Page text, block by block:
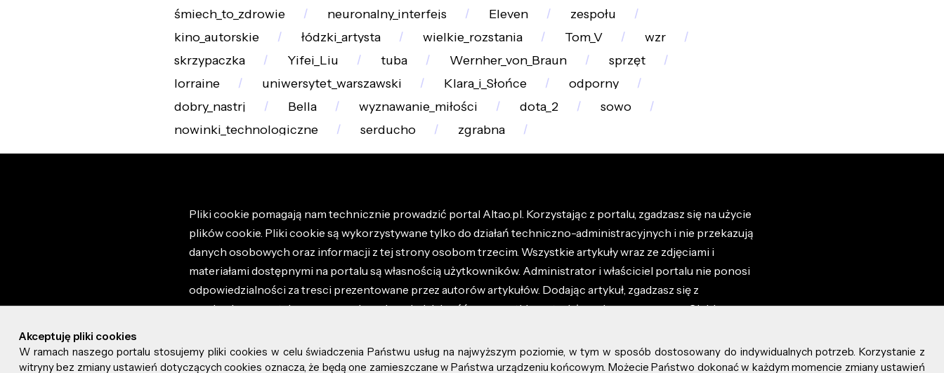
śmiech_to_zdrowie
neuronalny_interfejs Eleven
zespołu
kino_autorskie
łódzki_artysta wielkie_rozstania Tom_V
wzr
skrzypaczka
Yifei_Liu tuba Wernher_von_Braun
sprzęt
lorraine
uniwersytet_warszawski Klara_i_Słońce
odporny
dobry_nastrj
Bella wyznawanie_miłości dota_2
sowo
nowinki_technologiczne
serducho zgrabna
Pliki cookie pomagają nam technicznie prowadzić portal Altao.pl. Korzystając z portalu, zgadzasz się na użycie
plików cookie. Pliki cookie są wykorzystywane tylko do działań techniczno-administracyjnych i nie przekazują
danych osobowych oraz informacji z tej strony osobom trzecim. Wszystkie artykuły wraz ze zdjęciami i
materiałami dostępnymi na portalu są własnością użytkowników. Administrator i właściciel portalu nie ponosi
odpowiedzialności za tresci prezentowane przez autorów artykułów. Dodając artykuł, zgadzasz się z
regulaminem portalu oraz ponosisz odpowiedzialność za wszystkie materiały umieszczone przez Ciebie na
© 2026 altao.pl. Wszystkie prawa zastrzeżone.
Akceptuję pliki cookies
W ramach naszego portalu stosujemy pliki cookies w celu świadczenia Państwu usług na najwyższym poziomie, w tym w sposób dostosowany do indywidualnych potrzeb. Korzystanie z
witryny bez zmiany ustawień dotyczących cookies oznacza, że będą one zamieszczane w Państwa urządzeniu końcowym. Możecie Państwo dokonać w każdym momencie zmiany ustawień